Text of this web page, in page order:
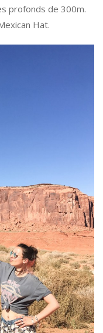
profonds de 300m.
Hat.